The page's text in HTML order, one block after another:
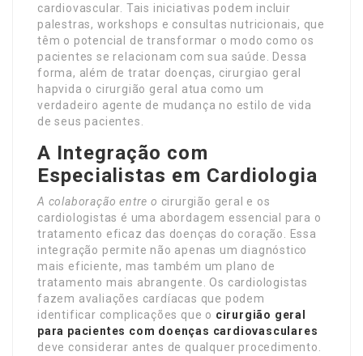
cardiovascular. Tais iniciativas podem incluir
palestras, workshops e consultas nutricionais, que
têm o potencial de transformar o modo como os
pacientes se relacionam com sua saúde. Dessa
forma, além de tratar doenças, cirurgiao geral
hapvida o cirurgião geral atua como um
verdadeiro agente de mudança no estilo de vida
de seus pacientes.
A Integração com
Especialistas em Cardiologia
A colaboração entre o cirurgião geral e os
cardiologistas é uma abordagem essencial para o
tratamento eficaz das doenças do coração. Essa
integração permite não apenas um diagnóstico
mais eficiente, mas também um plano de
tratamento mais abrangente. Os cardiologistas
fazem avaliações cardíacas que podem
identificar complicações que o cirurgião geral
para pacientes com doenças cardiovasculares
deve considerar antes de qualquer procedimento.